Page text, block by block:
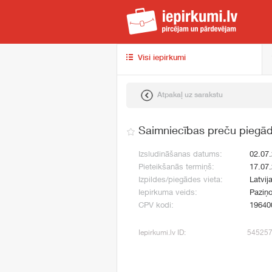
Visi iepirkumi
Atpakaļ uz sarakstu
Saimniecības preču
Izsludināšanas datums:
Pieteikšanās termiņš:
Izpildes/piegādes vieta:
Iepirkuma veids:
CPV kodi:
Iepirkumi.lv ID: